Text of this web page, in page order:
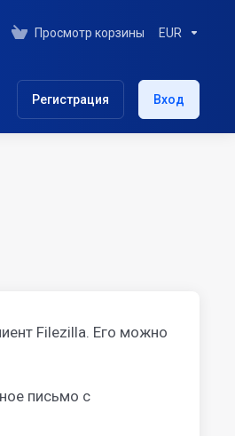
Просмотр корзины EUR
Регистрация Вход
Filezilla. Его можно
письмо с